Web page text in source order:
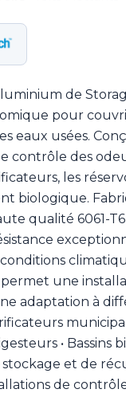
de
pour
eaux usées.
contrôle des
les
biologique.
qualité 6061-
une
adaptation à
• Bassins
stockage et de
de